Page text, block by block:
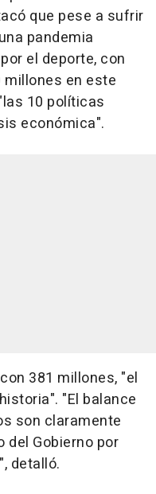
que pese a sufrir
pandemia
el deporte, con
millones en este
10 políticas
económica".
381 millones, "el
"El balance
son claramente
Gobierno por
detalló.